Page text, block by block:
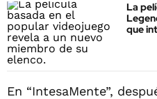
La
que
En “IntesaMente”,